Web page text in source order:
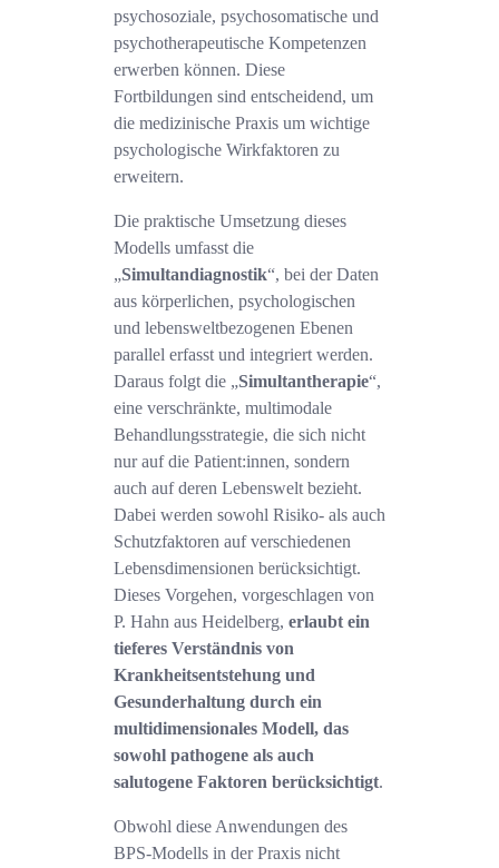
psychosoziale, psychosomatische und
psychotherapeutische Kompetenzen
erwerben können. Diese
Fortbildungen sind entscheidend, um
die medizinische Praxis um wichtige
psychologische Wirkfaktoren zu
erweitern.
Die praktische Umsetzung dieses
Modells umfasst die
„Simultandiagnostik“, bei der Daten
aus körperlichen, psychologischen
und lebensweltbezogenen Ebenen
parallel erfasst und integriert werden.
Daraus folgt die „Simultantherapie“,
eine verschränkte, multimodale
Behandlungsstrategie, die sich nicht
nur auf die Patient:innen, sondern
auch auf deren Lebenswelt bezieht.
Dabei werden sowohl Risiko- als auch
Schutzfaktoren auf verschiedenen
Lebensdimensionen berücksichtigt.
Dieses Vorgehen, vorgeschlagen von
P. Hahn aus Heidelberg, erlaubt ein
tieferes Verständnis von
Krankheitsentstehung und
Gesunderhaltung durch ein
multidimensionales Modell, das
sowohl pathogene als auch
salutogene Faktoren berücksichtigt.
Obwohl diese Anwendungen des
BPS-Modells in der Praxis nicht